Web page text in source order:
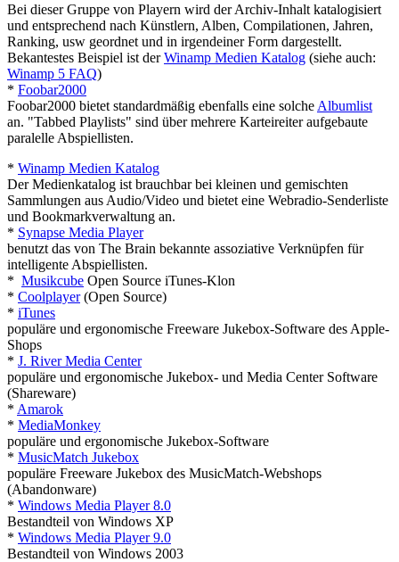
Bei dieser Gruppe von Playern wird der Archiv-Inhalt katalogisiert
und entsprechend nach Künstlern, Alben, Compilationen, Jahren,
Ranking, usw geordnet und in irgendeiner Form dargestellt.
Bekantestes Beispiel ist derWinamp Medien Katalog (siehe auch:
Winamp 5 FAQ)
* Foobar2000
Foobar2000 bietet standardmäßig ebenfalls eine solche Albumlist
an. "Tabbed Playlists" sind über mehrere Karteireiter aufgebaute
paralelle Abspiellisten.
* Winamp Medien Katalog
Der Medienkatalog ist brauchbar bei kleinen und gemischten
Sammlungen aus Audio/Video und bietet eine Webradio-Senderliste
und Bookmarkverwaltung an.
* Synapse Media Player
benutzt das von The Brain bekannte assoziative Verknüpfen für
intelligente Abspiellisten.
* Musikcube Open Source iTunes-Klon
* Coolplayer(Open Source)
* iTunes
populäre und ergonomische Freeware Jukebox-Software des Apple-
Shops
* J. River Media Center
populäre und ergonomische Jukebox- und Media Center Software
(Shareware)
* Amarok
* MediaMonkey
populäre und ergonomische Jukebox-Software
* MusicMatch Jukebox
populäre Freeware Jukebox des MusicMatch-Webshops
(Abandonware)
* Windows Media Player 8.0
Bestandteil von Windows XP
* Windows Media Player 9.0
Bestandteil von Windows 2003